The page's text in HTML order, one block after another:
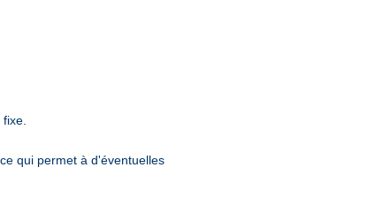
qui permet à d'éventuelles